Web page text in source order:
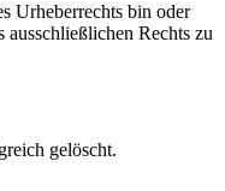
Urheberrechts bin oder
ausschließlichen Rechts zu
gelöscht.